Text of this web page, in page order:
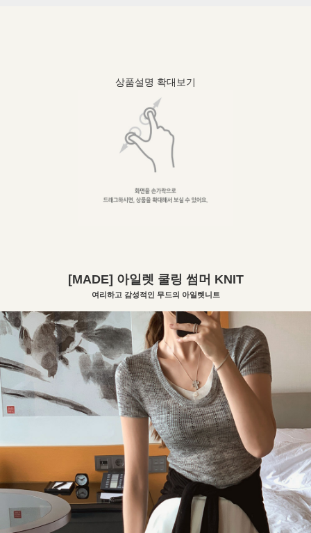
상품설명 확대보기
[MADE] 아일렛 쿨링 썸머 KNIT
여리하고 감성적인 무드의 아일렛니트